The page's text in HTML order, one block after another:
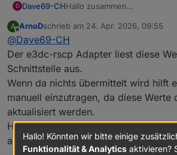
D Dave69-CHHallo zusammen
Habe Node js aktualisiert
system neu gestartet.
Jezt seht aber auf der
Datenpunkt: "e3dc-
Alle werte sind auf null!?
Kann ich das manuel
wie?
Vielen dank zum voraus für
A
Offline
ArnoDschrieb am 24. Apr. 2026, 09:55
zuletzt editiert von
@Dave69-CH
Der e3dc-rscp Adapter liest diese
Schnittstelle aus.
Wenn da nichts übermittelt wird hilft
manuell einzutragen, da diese Werte
aktualisiert werden.
Hast du mal im LOG geprüft ob da
angezeigt wird ?
Hallo! Könnten wir bitte einige
Funktionalität & Analytics aktivieren?